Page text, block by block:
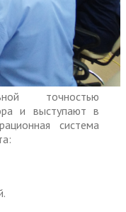
точностью
и выступают в
система